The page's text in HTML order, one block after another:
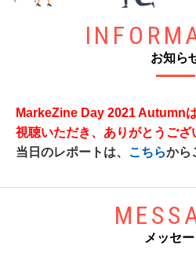
お知ら
MarkeZine Day 2021 Autumn
視聴いただき、ありがとうござ
当日のレポートは、 こちらから
メッセ